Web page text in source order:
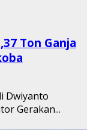
Ton Ganja
Dwiyanto
Gerakan...